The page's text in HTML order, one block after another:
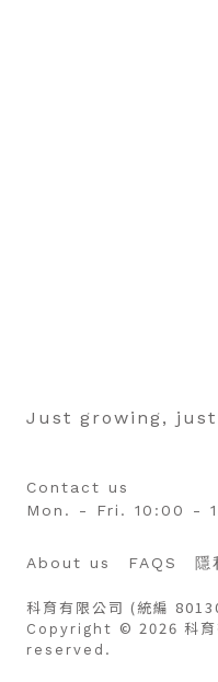
Just growing, just
Contact us
Mon. - Fri. 10:00 -
About us FAQS 隱
科育有限公司 (統編
Copyright © 2026 科育
reserved.